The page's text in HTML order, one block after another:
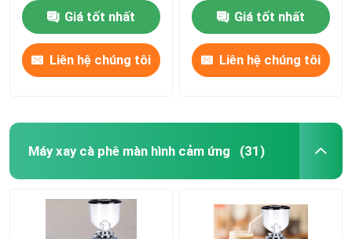
Giá tốt nhất
Liên hệ chúng tôi
Giá tốt nhất
Liên hệ chúng tôi
Máy xay cà phê màn hình cảm ứng (31)